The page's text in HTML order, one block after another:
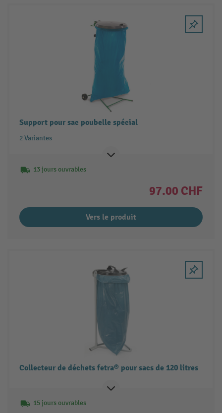
Support pour sac poubelle spécial
2 Variantes
13 jours ouvrables
97.00 CHF
Vers le produit
Collecteur de déchets fetra® pour sacs de 120 litres
15 jours ouvrables